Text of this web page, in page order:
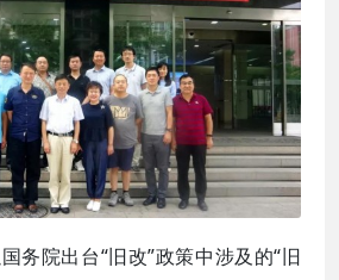
务院出台“旧改”政策中涉及的“旧